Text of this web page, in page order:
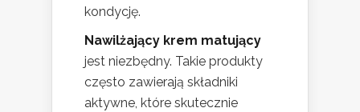
kondycję.
Nawilżający krem matujący
jest niezbędny. Takie produkty
często zawierają składniki
aktywne, które skutecznie